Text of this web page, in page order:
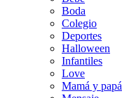
Boda
Colegio
Deportes
Halloween
Infantiles
Love
Mamá y papá